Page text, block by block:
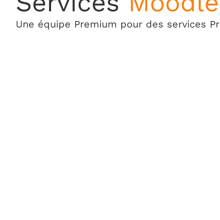
Une équipe Premium pour des services